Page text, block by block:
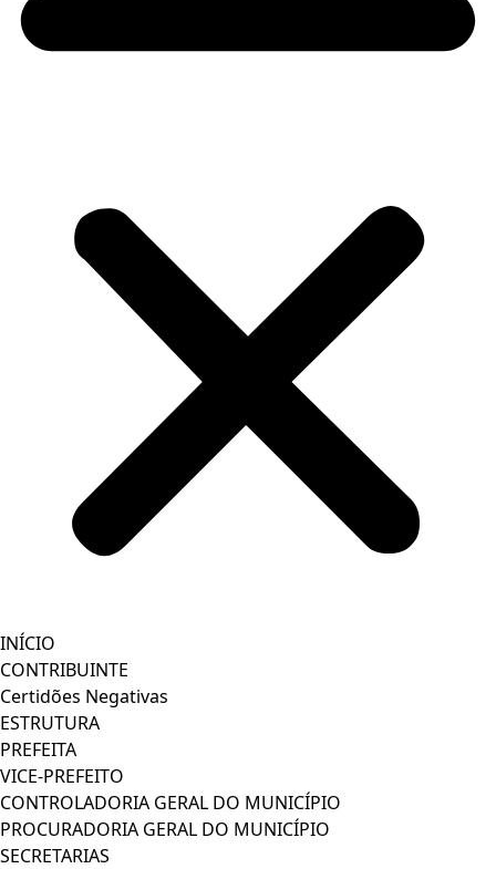
INÍCIO
CONTRIBUINTE
Certidões Negativas
ESTRUTURA
PREFEITA
VICE-PREFEITO
CONTROLADORIA GERAL DO MUNICÍPIO
PROCURADORIA GERAL DO MUNICÍPIO
SECRETARIAS